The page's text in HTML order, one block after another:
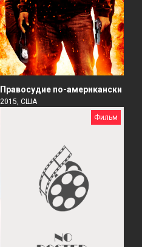
Правосудие по-американски
2015, США
Фильм